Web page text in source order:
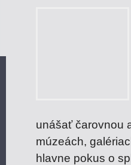
unášať čarovnou
múzeách,
hlavne pokus o